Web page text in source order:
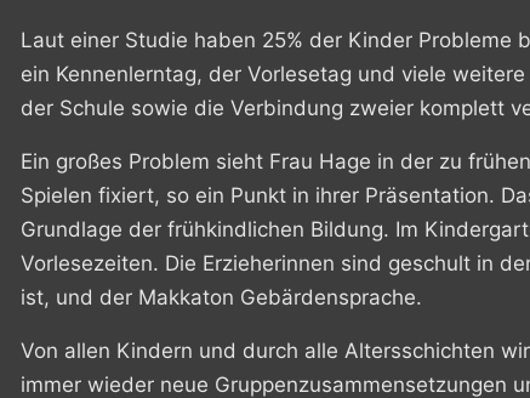
Laut einer Studie haben 25% der Kinder Probleme
ein Kennenlerntag, der Vorlesetag und viele
der Schule sowie die Verbindung zweier komplett
Ein großes Problem sieht Frau Hage in der zu
Spielen fixiert, so ein Punkt in ihrer Präsentation.
Grundlage der frühkindlichen Bildung. Im
Vorlesezeiten. Die Erzieherinnen sind geschult in
ist, und der Makkaton Gebärdensprache.
Von allen Kindern und durch alle Altersschichten
immer wieder neue Gruppenzusammensetzungen